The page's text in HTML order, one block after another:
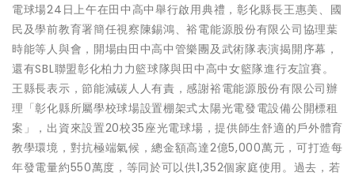
電球場24日上午在田中高中舉行啟用典禮，彰化縣長王惠美、國
民及學前教育署簡任視察陳錫鴻、裕電能源股份有限公司協理葉
時能等人與會，開場由田中高中管樂團及武術隊表演揭開序幕，
還有SBL聯盟彰化柏力力籃球隊與田中高中女籃隊進行友誼賽。
王縣長表示，節能減碳人人有責，感謝裕電能源股份有限公司辦
理「彰化縣所屬學校球場設置棚架式太陽光電發電設備公開標租
案」，出資來設置20校35座光電球場，提供師生舒適的戶外體育
教學環境，對抗極端氣候，總金額高達2億5,000萬元，可打造每
年發電量約550萬度，等同於可以供1,352個家庭使用。過去，若